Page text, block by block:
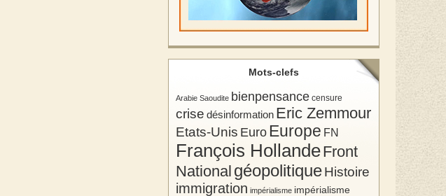
Mots-clefs
Arabie Saoudite bienpensance censure
crise désinformation Eric Zemmour
Etats-Unis Euro Europe FN
François HollandeFront
National géopolitiqueHistoire
immigration impérialisme impérialisme